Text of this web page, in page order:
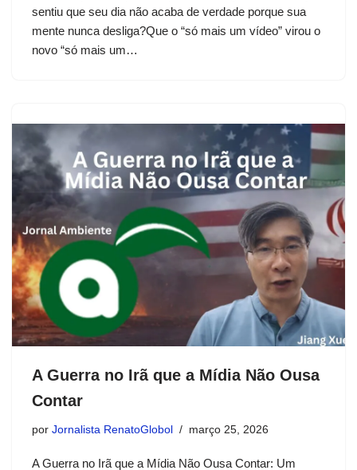
sentiu que seu dia não acaba de verdade porque sua
mente nunca desliga?Que o “só mais um vídeo” virou o
novo “só mais um…
A Guerra no Irã que a Mídia Não Ousa
Contar
por Jornalista RenatoGlobol março 25, 2026
A Guerra no Irã que a Mídia Não Ousa Contar: Um